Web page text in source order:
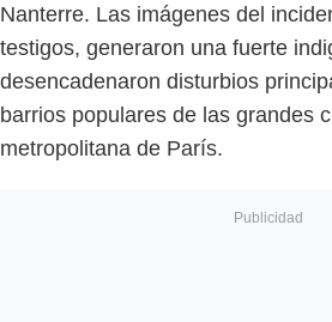
Nanterre. Las imágenes del
testigos, generaron una fuerte
desencadenaron disturbios
barrios populares de las grandes
metropolitana de París.